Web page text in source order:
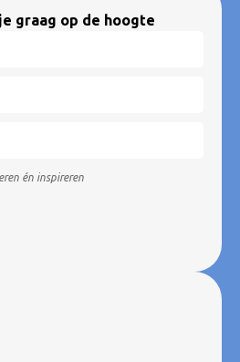
graag op de hoogte
én inspireren